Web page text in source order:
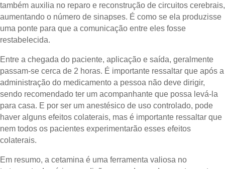
também auxilia no reparo e reconstrução de circuitos cerebrais,
aumentando o número de sinapses. É como se ela produzisse
uma ponte para que a comunicação entre eles fosse
restabelecida.
Entre a chegada do paciente, aplicação e saída, geralmente
passam-se cerca de 2 horas. É importante ressaltar que após a
administração do medicamento a pessoa não deve dirigir,
sendo recomendado ter um acompanhante que possa levá-la
para casa. E por ser um anestésico de uso controlado, pode
haver alguns efeitos colaterais, mas é importante ressaltar que
nem todos os pacientes experimentarão esses efeitos
colaterais.
Em resumo, a cetamina é uma ferramenta valiosa no